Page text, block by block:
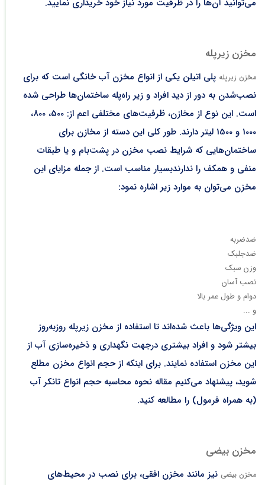
می‌توانید آن‌ها را در ظرفیت مورد نیاز خود خریداری نمایید.
مخزن زیرپله
مخزن زیرپله پلی اتیلن یکی از انواع مخزن آب خانگی است که برای
نصب‌شدن به دور از دید افراد و زیر راه‌پله ساختمان‌ها طراحی شده
است. این نوع از مخازن، ظرفیت‌های مختلفی اعم از: 500، 800،
1000 و 1500 لیتر دارند. طور کلی این دسته از مخازن برای
ساختمان‌هایی که شرایط نصب مخزن در پشت‌بام و یا طبقات
منفی و همکف را ندارندبسیار مناسب است. از جمله مزایای این
مخزن می‌توان به موارد زیر اشاره نمود:
ضدضربه
ضدجلبک
وزن سبک
نصب آسان
دوام و طول عمر بالا
و ...
این ویژگی‌ها باعث شده‌اند تا استفاده از مخزن زیرپله روزبه‌روز
بیشتر شود و افراد بیشتری درجهت نگهداری و ذخیره‌سازی آب از
این مخزن استفاده نمایند. برای اینکه از حجم انواع مخزن مطلع
شوید، پیشنهاد می‌کنیم مقاله نحوه محاسبه حجم انواع تانکر آب
(به همراه فرمول) را مطالعه کنید.
مخزن بیضی
مخزن بیضی نیز مانند مخزن افقی، برای نصب در محیط‌های